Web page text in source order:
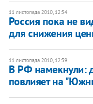
11 листопада 2010, 12:54
Россия пока не
для снижения
11 листопада 2010, 12:39
В РФ намекнули:
повлияет на